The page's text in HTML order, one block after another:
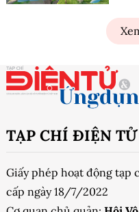
TẠP CHÍ ĐIỆN
Giấy phép hoạt động tạp
cấp ngày 18/7/2022